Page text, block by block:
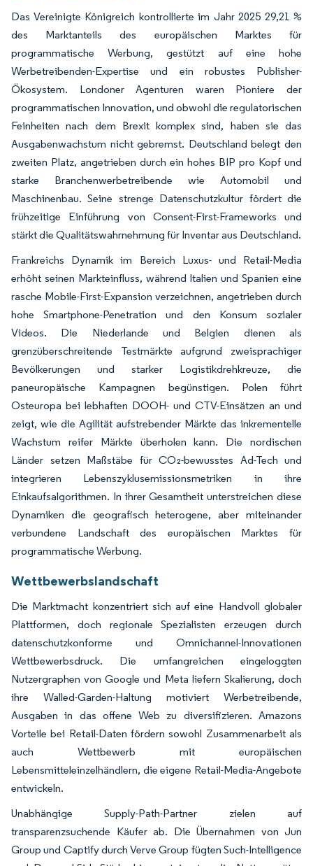
Das Vereinigte Königreich kontrollierte im Jahr 2025 29,21 %
des Marktanteils des europäischen Marktes für
programmatische Werbung, gestützt auf eine hohe
Werbetreibenden-Expertise und ein robustes Publisher-
Ökosystem. Londoner Agenturen waren Pioniere der
programmatischen Innovation, und obwohl die regulatorischen
Feinheiten nach dem Brexit komplex sind, haben sie das
Ausgabenwachstum nicht gebremst. Deutschland belegt den
zweiten Platz, angetrieben durch ein hohes BIP pro Kopf und
starke Branchenwerbetreibende wie Automobil und
Maschinenbau. Seine strenge Datenschutzkultur fördert die
frühzeitige Einführung von Consent-First-Frameworks und
stärkt die Qualitätswahrnehmung für Inventar aus Deutschland.
Frankreichs Dynamik im Bereich Luxus- und Retail-Media
erhöht seinen Markteinfluss, während Italien und Spanien eine
rasche Mobile-First-Expansion verzeichnen, angetrieben durch
hohe Smartphone-Penetration und den Konsum sozialer
Videos. Die Niederlande und Belgien dienen als
grenzüberschreitende Testmärkte aufgrund zweisprachiger
Bevölkerungen und starker Logistikdrehkreuze, die
paneuropäische Kampagnen begünstigen. Polen führt
Osteuropa bei lebhaften DOOH- und CTV-Einsätzen an und
zeigt, wie die Agilität aufstrebender Märkte das inkrementelle
Wachstum reifer Märkte überholen kann. Die nordischen
Länder setzen Maßstäbe für CO₂-bewusstes Ad-Tech und
integrieren Lebenszyklusemissionsmetriken in ihre
Einkaufsalgorithmen. In ihrer Gesamtheit unterstreichen diese
Dynamiken die geografisch heterogene, aber miteinander
verbundene Landschaft des europäischen Marktes für
programmatische Werbung.
Wettbewerbslandschaft
Die Marktmacht konzentriert sich auf eine Handvoll globaler
Plattformen, doch regionale Spezialisten erzeugen durch
datenschutzkonforme und Omnichannel-Innovationen
Wettbewerbsdruck. Die umfangreichen eingeloggten
Nutzergraphen von Google und Meta liefern Skalierung, doch
ihre Walled-Garden-Haltung motiviert Werbetreibende,
Ausgaben in das offene Web zu diversifizieren. Amazons
Vorteile bei Retail-Daten fördern sowohl Zusammenarbeit als
auch Wettbewerb mit europäischen
Lebensmitteleinzelhändlern, die eigene Retail-Media-Angebote
entwickeln.
Unabhängige Supply-Path-Partner zielen auf
transparenzsuchende Käufer ab. Die Übernahmen von Jun
Group und Captify durch Verve Group fügten Such-Intelligence